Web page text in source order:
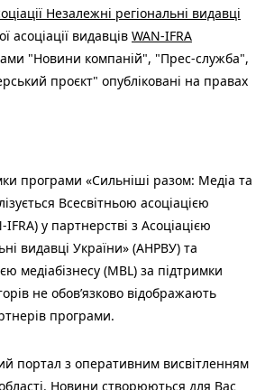
Незалежні регіональні видавці
асоціації видавців WAN-IFRA
"Новини компаній", "Прес-служба",
проєкт" опубліковані на правах
програми «Сильніші разом: Медіа та
Всесвітньою асоціацією
у партнерстві з Асоціацією
видавці України» (АНРВУ) та
медіабізнесу (MBL) за підтримки
не обов’язково відображають
програми.
портал з оперативним висвітленням
Новини створюються для Вас